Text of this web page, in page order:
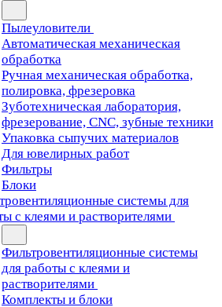
Пылеуловители
Автоматическая механическая
обработка
Ручная механическая обработка,
полировка, фрезеровка
Зуботехническая лаборатория,
фрезерование, CNC, зубные техники
Упаковка сыпучих материалов
Для ювелирных работ
Фильтры
Блоки
системы для
с клеями и растворителями
Фильтровентиляционные системы
для работы с клеями и
растворителями
Комплекты и блоки